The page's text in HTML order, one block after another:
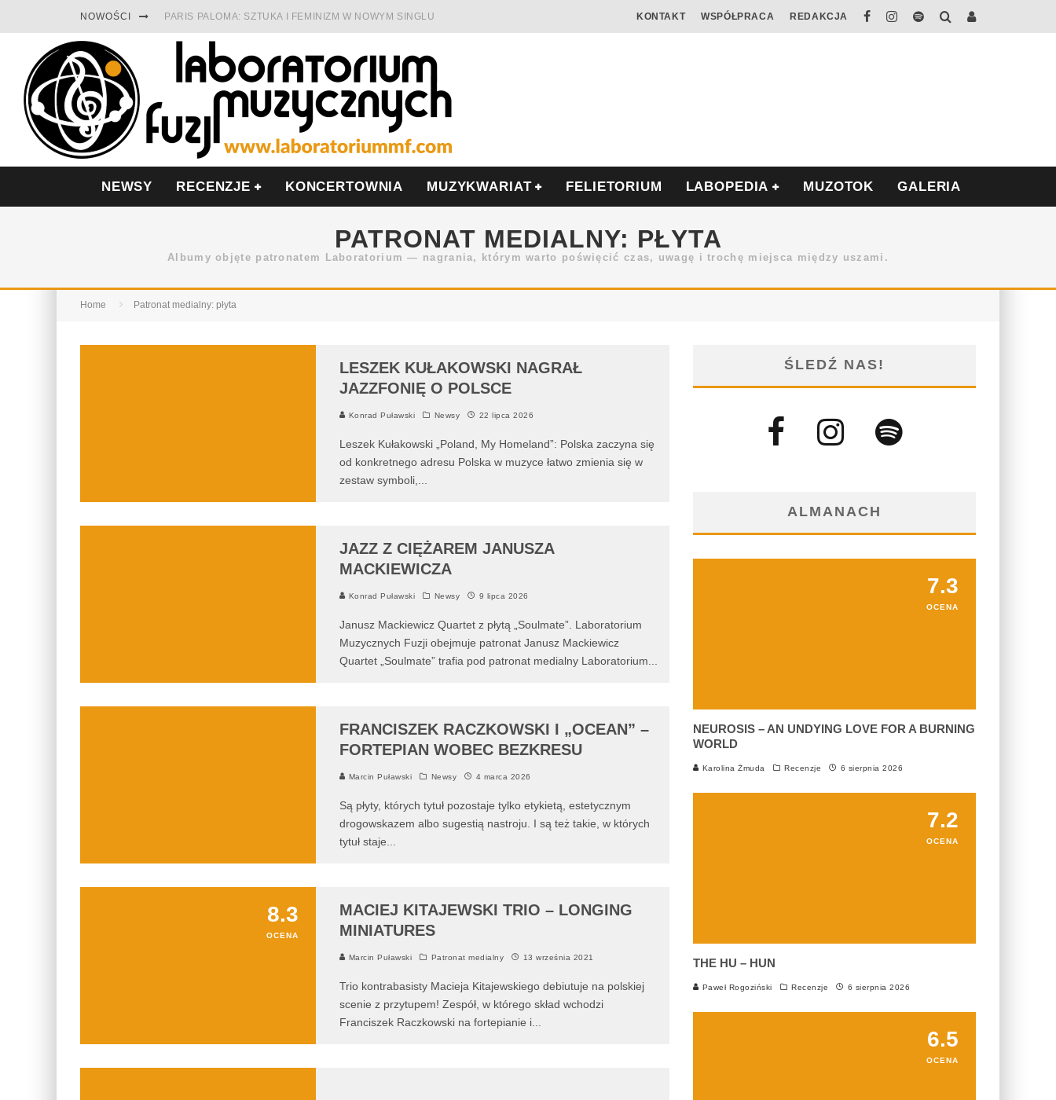
NOWOŚCI PARIS PALOMA: SZTUKA I FEMINIZM W NOWYM SINGLU
CINNAMON GUM MIĘDZY SOULEM A PAMIĘCIĄ
FRANCUSKI PROG METAL WEDŁUG DUALISIS
LESZEK KUŁAKOWSKI NAGRAŁ JAZZFONIĘ O POLSCE
KONTAKT WSPÓŁPRACA REDAKCJA
NEWSY RECENZJE KONCERTOWNIA MUZYKWARIAT FELIETORIUM LABOPEDIA MUZOTOK GALERIA
PATRONAT MEDIALNY: PŁYTA
Albumy objęte patronatem Laboratorium — nagrania, którym warto poświęcić czas, uwagę i trochę miejsca między uszami.
Home Patronat medialny: płyta
LESZEK KUŁAKOWSKI NAGRAŁ
JAZZFONIĘ O POLSCE
Konrad Puławski Newsy 22 lipca 2026
Leszek Kułakowski „Poland, My Homeland”: Polska zaczyna się
od konkretnego adresu Polska w muzyce łatwo zmienia się w
zestaw symboli,
JAZZ Z CIĘŻAREM JANUSZA
MACKIEWICZA
Konrad Puławski Newsy 9 lipca 2026
Janusz Mackiewicz Quartet z płytą „Soulmate”. Laboratorium
Muzycznych Fuzji obejmuje patronat Janusz Mackiewicz
Quartet „Soulmate” trafia pod patronat medialny Laboratorium
FRANCISZEK RACZKOWSKI I „OCEAN” –
FORTEPIAN WOBEC BEZKRESU
Marcin Puławski Newsy 4 marca 2026
Są płyty, których tytuł pozostaje tylko etykietą, estetycznym
drogowskazem albo sugestią nastroju. I są też takie, w których
tytuł staje
8.3
OCENA
MACIEJ KITAJEWSKI TRIO – LONGING
MINIATURES
Marcin Puławski Patronat medialny 13 września 2021
Trio kontrabasisty Macieja Kitajewskiego debiutuje na polskiej
scenie z przytupem! Zespół, w którego skład wchodzi
Franciszek Raczkowski na fortepianie i
ŚLEDŹ NAS!
ALMANACH
7.3
OCENA
NEUROSIS – AN UNDYING LOVE FOR A BURNING
WORLD
Karolina Żmuda Recenzje 6 sierpnia 2026
7.2
OCENA
THE HU – HUN
Paweł Rogoziński Recenzje 6 sierpnia 2026
6.5
OCENA